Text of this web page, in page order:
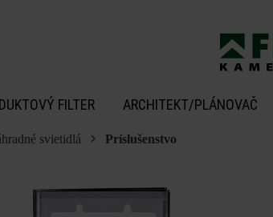
FILTER ARCHITEKT/PLÁNOVAČ
svietidlá Príslušenstvo